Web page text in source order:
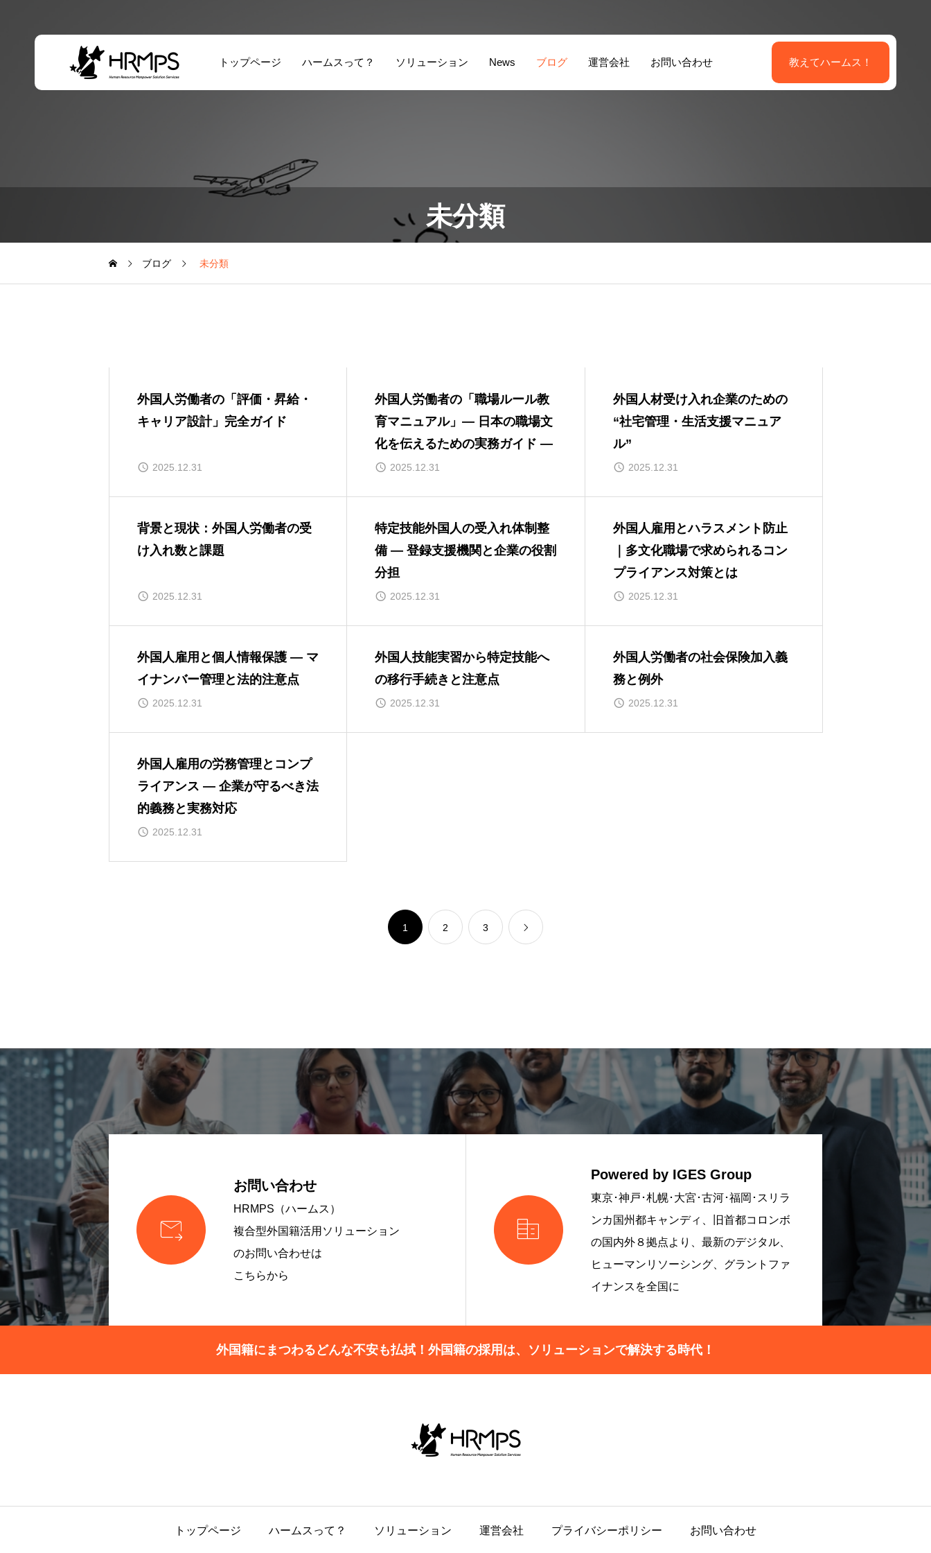
トップページ ハームスって？ ソリューション News ブログ 運営会社 お問い合わせ 教えてハームス！
未分類
ブログ 未分類
外国人労働者の「評価・昇給・
キャリア設計」完全ガイド
2025.12.31
外国人労働者の「職場ルール教
育マニュアル」― 日本の職場文
化を伝えるための実務ガイド ―
2025.12.31
外国人材受け入れ企業のための
“社宅管理・生活支援マニュア
ル”
2025.12.31
背景と現状：外国人労働者の受
け入れ数と課題
2025.12.31
特定技能外国人の受入れ体制整
備 ― 登録支援機関と企業の役割
分担
2025.12.31
外国人雇用とハラスメント防止
｜多文化職場で求められるコン
プライアンス対策とは
2025.12.31
外国人雇用と個人情報保護 ― マ
イナンバー管理と法的注意点
2025.12.31
外国人技能実習から特定技能へ
の移行手続きと注意点
2025.12.31
外国人労働者の社会保険加入義
務と例外
2025.12.31
外国人雇用の労務管理とコンプ
ライアンス ― 企業が守るべき法
的義務と実務対応
2025.12.31
1 2 3

お問い合わせ
HRMPS（ハームス）
複合型外国籍活用ソリューション
のお問い合わせは
こちらから

Powered by IGES Group
東京･神戸･札幌･大宮･古河･福岡･スリラ
ンカ国州都キャンディ、旧首都コロンボ
の国内外８拠点より、最新のデジタル、
ヒューマンリソーシング、グラントファ
イナンスを全国に
外国籍にまつわるどんな不安も払拭！外国籍の採用は、ソリューションで解決する時代！
トップページ ハームスって？ ソリューション 運営会社 プライバシーポリシー お問い合わせ